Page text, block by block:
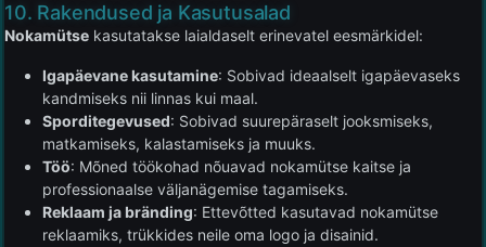
10. Rakendused ja Kasutusalad
Nokamütse kasutatakse laialdaselt erinevatel eesmärkidel:
Igapäevane kasutamine: Sobivad ideaalselt igapäevaseks
kandmiseks nii linnas kui maal.
Sporditegevused: Sobivad suurepäraselt jooksmiseks,
matkamiseks, kalastamiseks ja muuks.
Töö: Mõned töökohad nõuavad nokamütse kaitse ja
professionaalse väljanägemise tagamiseks.
Reklaam ja bränding: Ettevõtted kasutavad nokamütse
reklaamiks, trükkides neile oma logo ja disainid.